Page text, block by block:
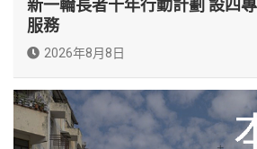
新一輪長者十年行動計劃 設四
服務
2026年8月8日